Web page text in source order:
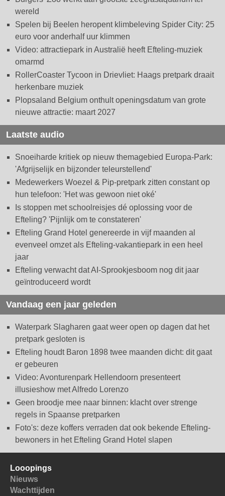
wereld
Spelen bij Beelen heropent klimbeleving Spider City: 25
euro voor anderhalf uur klimmen
Video: attractiepark in Australië heeft Efteling-muziek
omarmd
RollerCoaster Tycoon in Drievliet: Haags pretpark draait
herkenbare muziek
Plopsaland Belgium onthult openingsdatum van grote
nieuwe attractie: maart 2027
Laatste audio
Snoeiharde kritiek op nieuw themagebied Europa-Park:
'Afgrijselijk en bijzonder teleurstellend'
Medewerkers Woezel & Pip-pretpark zitten constant op
hun telefoon: 'Het was gewoon niet oké'
Is stoppen met schoolreisjes dé oplossing voor de
Efteling? 'Pijnlijk om te constateren'
Efteling Grand Hotel genereerde in vijf maanden al
evenveel omzet als Efteling-vakantiepark in een heel
jaar
Efteling verwacht dat AI-Sprookjesboom nog dit jaar
geïntroduceerd wordt
Vandaag een jaar geleden
Waterpark Slagharen gaat weer open op dagen dat het
pretpark gesloten is
Efteling houdt Baron 1898 twee maanden dicht: dit gaat
er gebeuren
Video: Avonturenpark Hellendoorn presenteert
illusieshow met Alfredo Lorenzo
Geen broodje mee naar binnen: klacht over strenge
regels in Spaanse pretparken
Foto's: deze koffers verraden dat ook bekende Efteling-
bewoners in het Efteling Grand Hotel slapen
Looopings
Nieuws
Wachttijden